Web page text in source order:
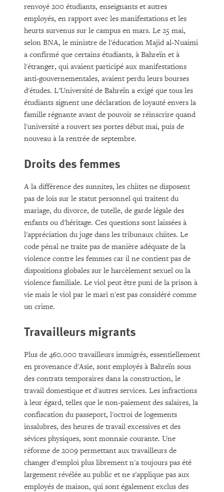
renvoyé 200 étudiants, enseignants et autres
employés, en rapport avec les manifestations et les
heurts survenus sur le campus en mars. Le 25 mai,
selon BNA, le ministre de l'éducation Majid al-Nuaimi
a confirmé que certains étudiants, à Bahreïn et à
l'étranger, qui avaient participé aux manifestations
anti-gouvernementales, avaient perdu leurs bourses
d'études. L'Université de Bahreïn a exigé que tous les
étudiants signent une déclaration de loyauté envers la
famille régnante avant de pouvoir se réinscrire quand
l'université a rouvert ses portes début mai, puis de
nouveau à la rentrée de septembre.
Droits des femmes
A la différence des sunnites, les chiites ne disposent
pas de lois sur le statut personnel qui traitent du
mariage, du divorce, de tutelle, de garde légale des
enfants ou d'héritage. Ces questions sont laissées à
l'appréciation du juge dans les tribunaux chiites. Le
code pénal ne traite pas de manière adéquate de la
violence contre les femmes car il ne contient pas de
dispositions globales sur le harcèlement sexuel ou la
violence familiale. Le viol peut être puni de la prison à
vie mais le viol par le mari n'est pas considéré comme
un crime.
Travailleurs migrants
Plus de 460.000 travailleurs immigrés, essentiellement
en provenance d'Asie, sont employés à Bahreïn sous
des contrats temporaires dans la construction, le
travail domestique et d'autres services. Les infractions
à leur égard, telles que le non-paiement des salaires, la
confiscation du passeport, l'octroi de logements
insalubres, des heures de travail excessives et des
sévices physiques, sont monnaie courante. Une
réforme de 2009 permettant aux travailleurs de
changer d'emploi plus librement n'a toujours pas été
largement révélée au public et ne s'applique pas aux
employés de maison, qui sont également exclus des